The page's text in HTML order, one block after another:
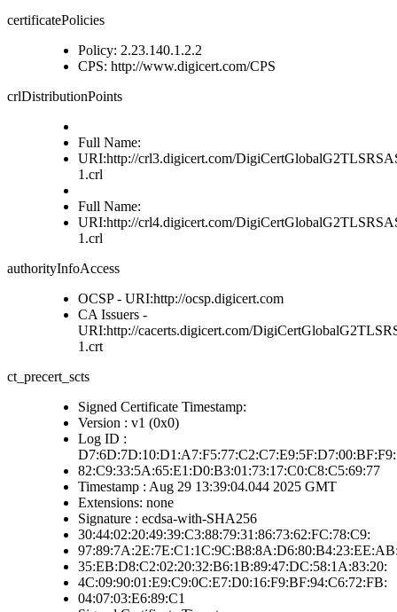
certificatePolicies
Policy: 2.23.140.1.2.2
CPS: http://www.digicert.com/CPS
crlDistributionPoints
Full Name:
URI:http://crl3.digicert.com/
1.crl
Full Name:
URI:http://crl4.digicert.com/
1.crl
authorityInfoAccess
OCSP - URI:http://ocsp.digicert.com
CA Issuers -
URI:http://cacerts.digicert.com/
1.crt
ct_precert_scts
Signed Certificate Timestamp:
Version : v1 (0x0)
Log ID :
D7:6D:7D:10:D1:A7:F5:77:C2:C7:E9:5F:D7:00:BF:F9:
82:C9:33:5A:65:E1:D0:B3:01:73:17:C0:C8:C5:69:77
Timestamp : Aug 29 13:39:04.044 2025 GMT
Extensions: none
Signature : ecdsa-with-SHA256
30:44:02:20:49:39:C3:88:79:31:86:73:62:FC:78:C9:
35:EB:D8:C2:02:20:32:B6:1B:89:47:DC:58:1A:83:20:
4C:09:90:01:E9:C9:0C:E7:D0:16:F9:BF:94:C6:72:FB:
04:07:03:E6:89:C1